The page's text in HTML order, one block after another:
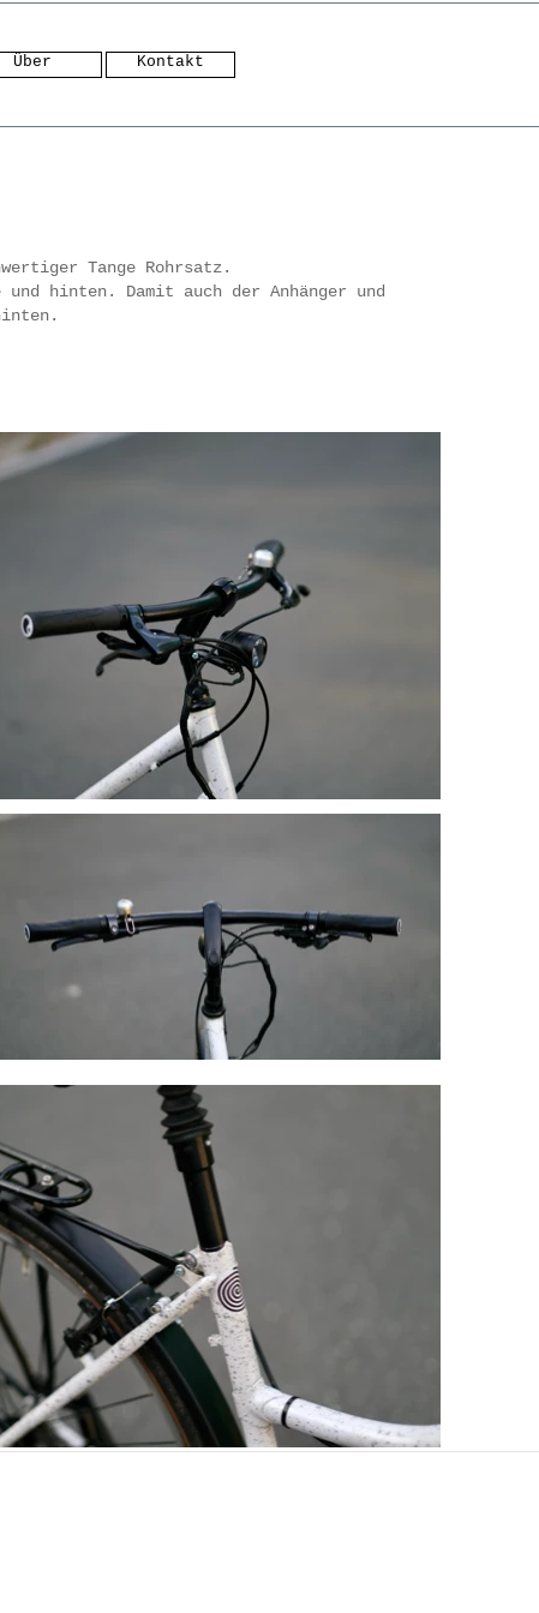
Über Kontakt
Tange Rohrsatz.
hinten. Damit auch der Anhänger und